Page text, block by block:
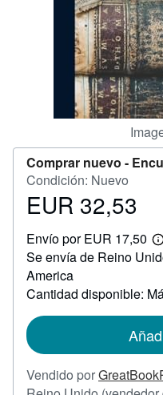
Comprar nuevo -
Condición: Nuevo
Precio
32,53
EUR 32,53
Envío por EUR 17,50
Se envía de Reino
America
Cantidad disponible:
Vendido por